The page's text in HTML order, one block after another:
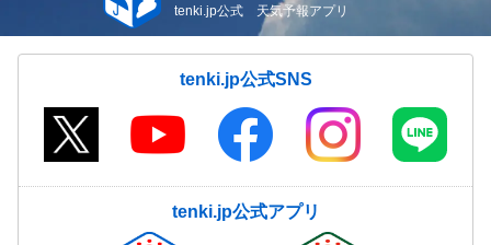
tenki.jp公式 天気予報アプリ
tenki.jp公式SNS
tenki.jp公式アプリ